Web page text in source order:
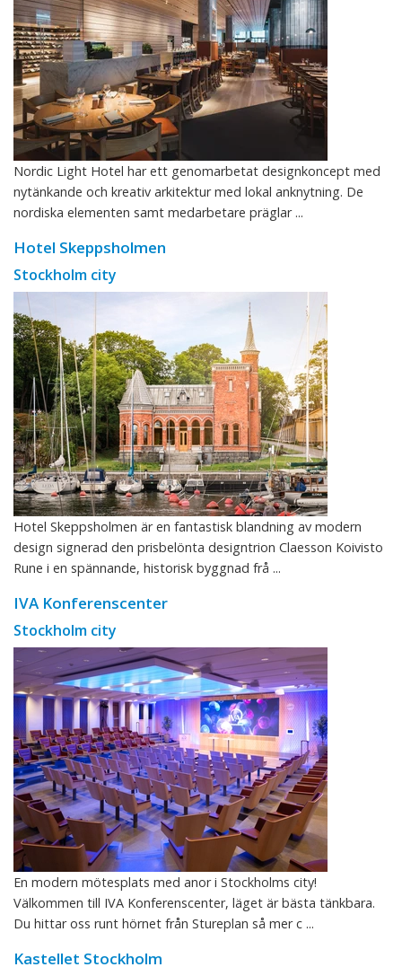
Nordic Light Hotel har ett genomarbetat designkoncept med
nytänkande och kreativ arkitektur med lokal anknytning. De
nordiska elementen samt medarbetare präglar ...
Hotel Skeppsholmen
Stockholm city
Hotel Skeppsholmen är en fantastisk blandning av modern
design signerad den prisbelönta designtrion Claesson Koivisto
Rune i en spännande, historisk byggnad frå ...
IVA Konferenscenter
Stockholm city
En modern mötesplats med anor i Stockholms city!
Välkommen till IVA Konferenscenter, läget är bästa tänkbara.
Du hittar oss runt hörnet från Stureplan så mer c ...
Kastellet Stockholm